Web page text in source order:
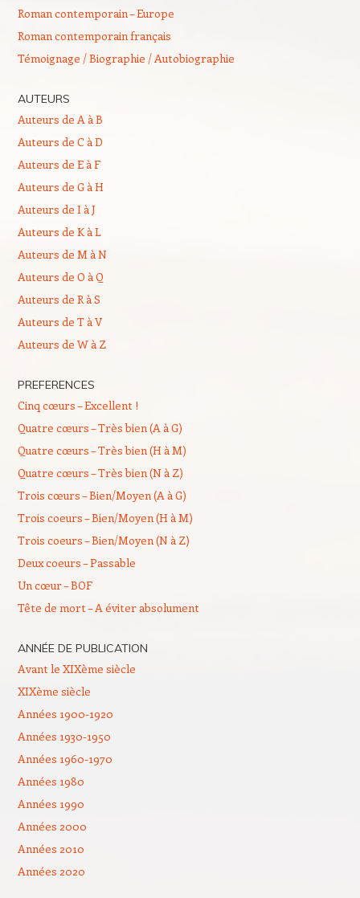
Roman contemporain – Europe
Roman contemporain français
Témoignage / Biographie / Autobiographie
AUTEURS
Auteurs de A à B
Auteurs de C à D
Auteurs de E à F
Auteurs de G à H
Auteurs de I à J
Auteurs de K à L
Auteurs de M à N
Auteurs de O à Q
Auteurs de R à S
Auteurs de T à V
Auteurs de W à Z
PREFERENCES
Cinq cœurs – Excellent !
Quatre cœurs – Très bien (A à G)
Quatre cœurs – Très bien (H à M)
Quatre cœurs – Très bien (N à Z)
Trois cœurs – Bien/Moyen (A à G)
Trois coeurs – Bien/Moyen (H à M)
Trois coeurs – Bien/Moyen (N à Z)
Deux coeurs – Passable
Un cœur – BOF
Tête de mort – A éviter absolument
ANNÉE DE PUBLICATION
Avant le XIXème siècle
XIXème siècle
Années 1900-1920
Années 1930-1950
Années 1960-1970
Années 1980
Années 1990
Années 2000
Années 2010
Années 2020